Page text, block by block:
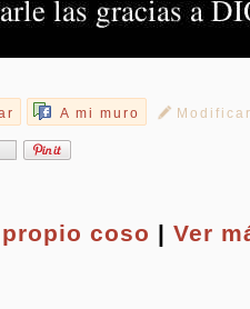
A mi muro
coso |Ver